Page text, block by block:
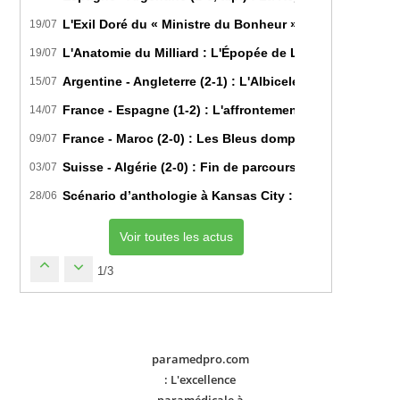
19/07 L'Exil Doré du « Ministre du Bonheur » : Dans les
19/07 L'Anatomie du Milliard : L'Épopée de Lamine Yamal du
15/07 Argentine - Angleterre (2-1) : L'Albiceleste renverse
14/07 France - Espagne (1-2) : L'affrontement tactique
09/07 France - Maroc (2-0) : Les Bleus domptent les Lions
03/07 Suisse - Algérie (2-0) : Fin de parcours pour les
28/06 Scénario d’anthologie à Kansas City : L’Algérie
Voir toutes les actus
1/3
paramedpro.com
: L'excellence